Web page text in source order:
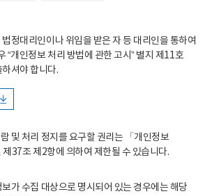
정대리인이나 위임을 받은 자 등 대리인을 통하여
“개인정보 처리 방법에 관한 고시” 별지 제11호
셔야 합니다.
및 처리 정지를 요구할 권리는 「개인정보
37조 제2항에 의하여 제한될 수 있습니다.
가 수집 대상으로 명시되어 있는 경우에는 해당